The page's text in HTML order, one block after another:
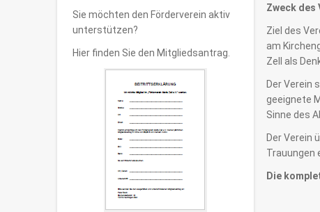
Zweck des
Ziel des
am
Zell als
Der Verein
geeignete
Sinne des
Der Verein
Trauungen
Die
Sie möchten den Förderverein aktiv
unterstützen?
Hier finden Sie den Mitgliedsantrag.